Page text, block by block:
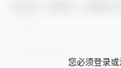
您必须登录